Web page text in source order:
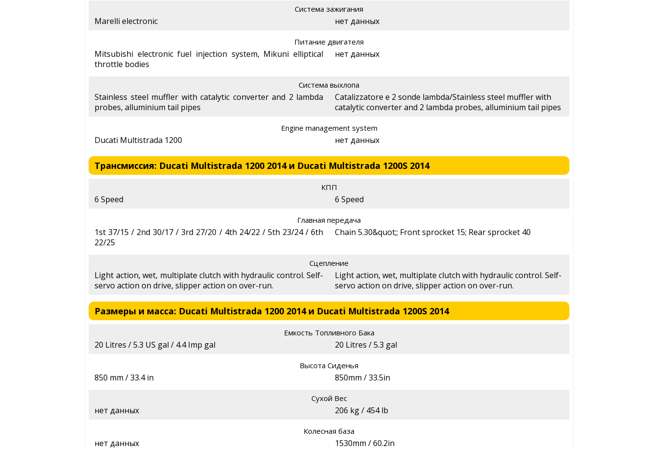
Система зажигания
Marelli electronic нет данных
Питание двигателя
Mitsubishi electronic fuel injection system, Mikuni elliptical
throttle bodies
нет данных
Система выхлопа
Stainless steel muffler with catalytic converter and 2 lambda
probes, alluminium tail pipes
Catalizzatore e 2 sonde lambda/Stainless steel muffler with
catalytic converter and 2 lambda probes, alluminium tail pipes
Engine management system
Ducati Multistrada 1200 нет данных
Трансмиссия: Ducati Multistrada 1200 2014 и Ducati Multistrada 1200S 2014
КПП
6 Speed 6 Speed
Главная передача
1st 37/15 / 2nd 30/17 / 3rd 27/20 / 4th 24/22 / 5th 23/24 / 6th
22/25
Chain 5.30&quot;; Front sprocket 15; Rear sprocket 40
Сцепление
Light action, wet, multiplate clutch with hydraulic control. Self-
servo action on drive, slipper action on over-run.
Light action, wet, multiplate clutch with hydraulic control. Self-
servo action on drive, slipper action on over-run.
Размеры и масса: Ducati Multistrada 1200 2014 и Ducati Multistrada 1200S 2014
Емкость Топливного Бака
20 Litres / 5.3 US gal / 4.4 Imp gal 20 Litres / 5.3 gal
Высота Сиденья
850 mm / 33.4 in 850mm / 33.5in
Сухой Вес
нет данных 206 kg / 454 lb
Колесная база
нет данных 1530mm / 60.2in